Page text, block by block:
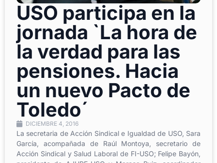
USO participa en la
jornada `La hora de
la verdad para las
pensiones. Hacia
un nuevo Pacto de
Toledo´
DICIEMBRE 4, 2016
La secretaria de Acción Sindical e Igualdad de USO, Sara
García, acompañada de Raúl Montoya, secretario de
Acción Sindical y Salud Laboral de FI-USO; Felipe Bayón,